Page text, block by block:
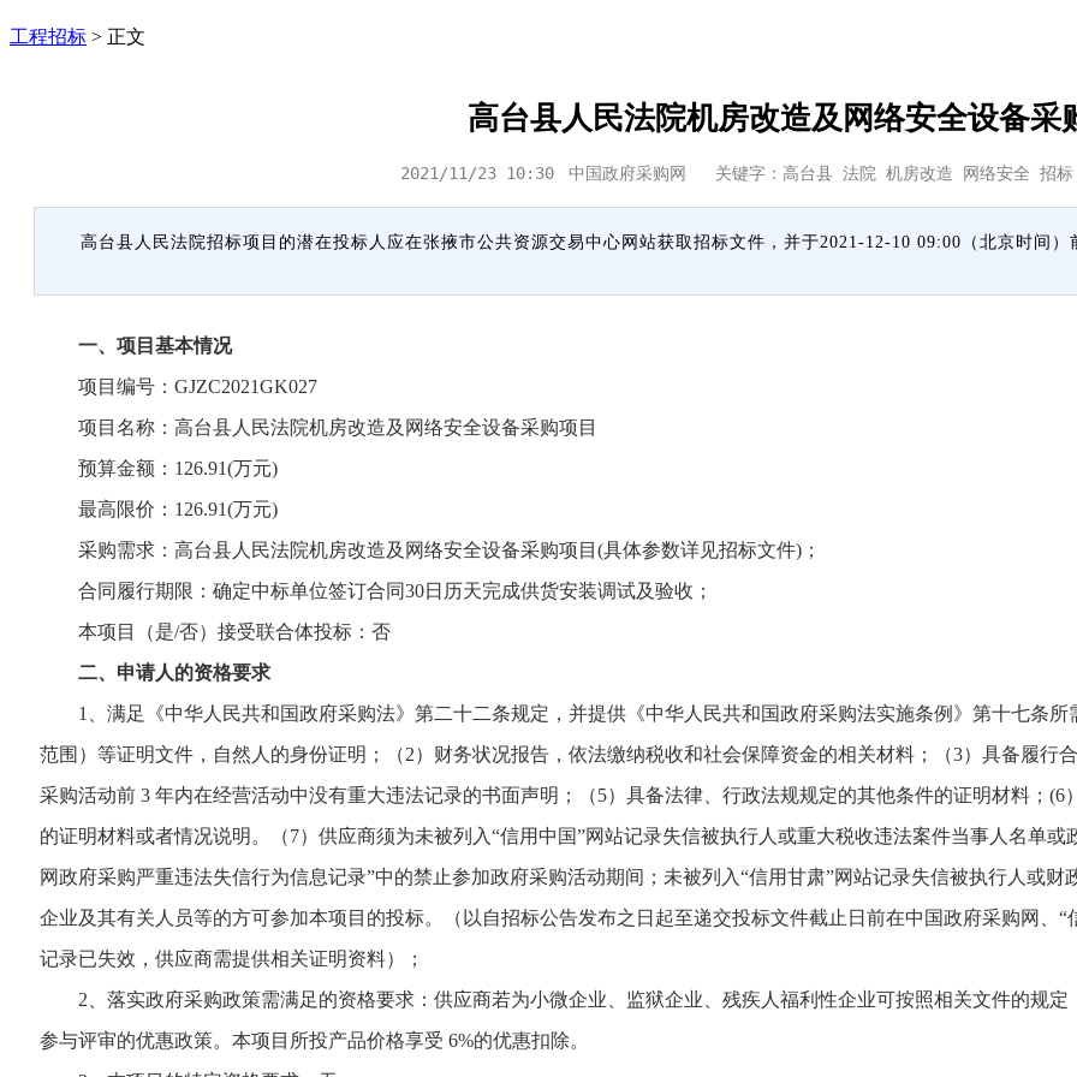
工程招标 > 正文
高台县人民法院机房改造及网络安全设备采
2021/11/23 10:30 中国政府采购网 关键字：高台县 法院 机房改造 网络安全
高台县人民法院招标项目的潜在投标人应在张掖市公共资源交易中心网站获取招标文件，并于2021-12-10 09:00（北京时间）
一、项目基本情况
项目编号：GJZC2021GK027
项目名称：高台县人民法院机房改造及网络安全设备采购项目
预算金额：126.91(万元)
最高限价：126.91(万元)
采购需求：高台县人民法院机房改造及网络安全设备采购项目(具体参数详见招标文件)；
合同履行期限：确定中标单位签订合同30日历天完成供货安装调试及验收；
本项目（是/否）接受联合体投标：否
二、申请人的资格要求
1、满足《中华人民共和国政府采购法》第二十二条规定，并提供《中华人民共和国政府采购法实施条例》第十七条所
范围）等证明文件，自然人的身份证明；（2）财务状况报告，依法缴纳税收和社会保障资金的相关材料；（3）具备履行
采购活动前 3 年内在经营活动中没有重大违法记录的书面声明；（5）具备法律、行政法规规定的其他条件的证明材料；
的证明材料或者情况说明。（7）供应商须为未被列入“信用中国”网站记录失信被执行人或重大税收违法案件当事人名单
网政府采购严重违法失信行为信息记录”中的禁止参加政府采购活动期间；未被列入“信用甘肃”网站记录失信被执行人或
企业及其有关人员等的方可参加本项目的投标。（以自招标公告发布之日起至递交投标文件截止日前在中国政府采购网、
记录已失效，供应商需提供相关证明资料）；
2、落实政府采购政策需满足的资格要求：供应商若为小微企业、监狱企业、残疾人福利性企业可按照相关文件的规定
参与评审的优惠政策。本项目所投产品价格享受 6%的优惠扣除。